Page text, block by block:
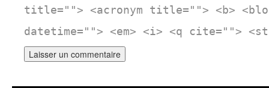
title=""> <acronym title=""> <b>
datetime=""> <em> <i> <q cite="">